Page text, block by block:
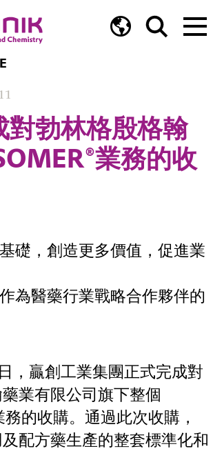
對勃林格殷格翰
業務的收
礎，創造更多價值，促進業
為醫藥行業戰略合作夥伴的
，贏創工業集團正式完成對
業有限公司旗下整個
務的收購。通過此次收購，
配方藥生產的整套標準化和